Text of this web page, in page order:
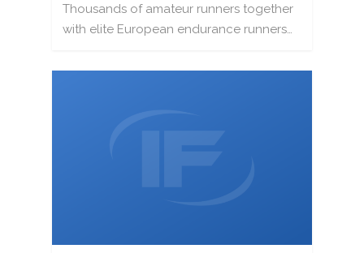
Thousands of amateur runners together
with elite European endurance runners…